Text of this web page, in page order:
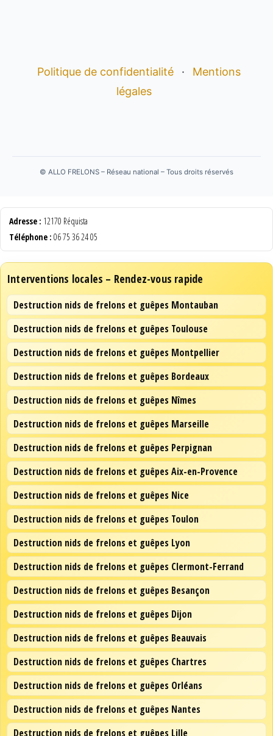
Politique de confidentialité ·
Mentions
légales
© ALLO FRELONS – Réseau national – Tous droits réservés
Adresse : 12170 Réquista
Téléphone : 06 75 36 24 05
Interventions locales – Rendez-vous rapide
Destruction nids de frelons et guêpes Montauban
Destruction nids de frelons et guêpes Toulouse
Destruction nids de frelons et guêpes Montpellier
Destruction nids de frelons et guêpes Bordeaux
Destruction nids de frelons et guêpes Nîmes
Destruction nids de frelons et guêpes Marseille
Destruction nids de frelons et guêpes Perpignan
Destruction nids de frelons et guêpes Aix-en-Provence
Destruction nids de frelons et guêpes Nice
Destruction nids de frelons et guêpes Toulon
Destruction nids de frelons et guêpes Lyon
Destruction nids de frelons et guêpes Clermont-Ferrand
Destruction nids de frelons et guêpes Besançon
Destruction nids de frelons et guêpes Dijon
Destruction nids de frelons et guêpes Beauvais
Destruction nids de frelons et guêpes Chartres
Destruction nids de frelons et guêpes Orléans
Destruction nids de frelons et guêpes Nantes
Destruction nids de frelons et guêpes Lille